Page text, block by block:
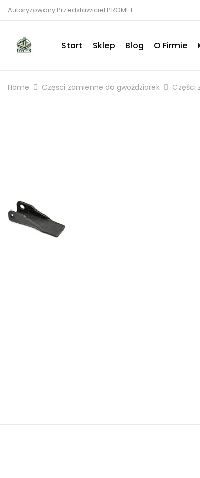
Autoryzowany Przedstawiciel PROMET
Start Sklep Blog O Firmie
Home Części zamienne do gwoździarek Części